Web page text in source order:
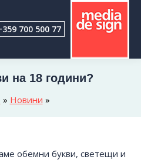
700 500 77
» Новини »
на 18 години?
обемни букви, светещи и